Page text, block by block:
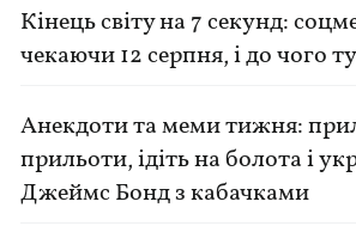
Кінець світу на 7 секунд:
чекаючи 12 серпня, і до чого
Анекдоти та меми тижня:
прильоти, ідіть на болота і
Джеймс Бонд з кабачками